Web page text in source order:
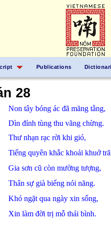
Publications
28
Non tây bóng ác đã măng tằng,
Dìn đỉnh tùng thu vãng chừng.
Thư nhạn rạc rời khi gió,
Tiếng quyên khắc khoải khuở
Gia sơn cũ còn mường tượng,
Thân sự già biếng nói năng.
Khó ngặt qua ngày xin sống,
Xin làm đời trị mỗ thái bình.